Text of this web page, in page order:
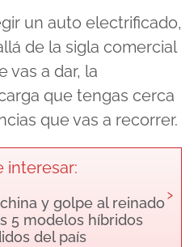
un auto electrificado,
de la sigla comercial
vas a dar, la
que tengas cerca
que vas a recorrer.
interesar:
y golpe al reinado
5 modelos híbridos
del país
›